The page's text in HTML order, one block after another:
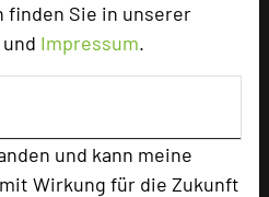
finden Sie in unserer
und Impressum.
und kann meine
Wirkung für die Zukunft
273